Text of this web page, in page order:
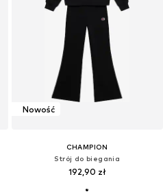
Nowość
CHAMPION
Strój do biegania
192,90 zł